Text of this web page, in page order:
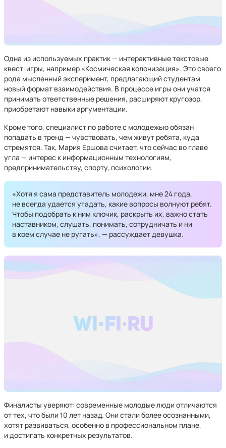
Одна из используемых практик — интерактивные текстовые
квест-игры, например «Космическая колонизация». Это своего
рода мысленный эксперимент, предлагающий студентам
новый формат взаимодействия. В процессе игры они учатся
принимать ответственные решения, расширяют кругозор,
приобретают навыки аргументации.
Кроме того, специалист по работе с молодежью обязан
попадать в тренд — чувствовать, чем живут ребята, куда
стремятся. Так, Мария Ершова считает, что сейчас во главе
угла — интерес к информационным технологиям,
предпринимательству, спорту, психологии.
«Хотя я сама представитель молодежи, мне 24 года,
не всегда удается угадать, какие вопросы волнуют ребят.
Чтобы подобрать к ним ключик, раскрыть их, важно стать
наставником, слушать, понимать, сотрудничать и ни
в коем случае не ругать», — рассуждает девушка.
Финалисты уверяют: современные молодые люди отличаются
от тех, что были 10 лет назад. Они стали более осознанными,
хотят развиваться, особенно в профессиональном плане,
и достигать конкретных результатов.